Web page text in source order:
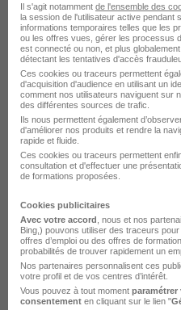
Nogent-sur-Seine - 10
Voir l’offre
Business Developer
CRAN
Nogent-sur-Seine - 10
Voir l’offre
Il s'agit notamment de l'ensemble des
la session de l'utilisateur active pendant
informations temporaires telles que les
ou les offres vues, gérer les processus
est connecté ou non, et plus
détectant les tentatives d'accès
Ces cookies ou traceurs permettent
d'acquisition d'audience en utilisant un
comment nos utilisateurs naviguent sur
des différentes sources de trafic.
Ils nous permettent également
d'améliorer nos produits et rendre la
rapide et fluide.
Ces cookies ou traceurs permettent
consultation et d'effectuer une
de formations proposées.
Cookies publicitaires
Avec votre accord , nous et nos
Bing,) pouvons utiliser des traceurs
offres d’emploi ou des offres de
probabilités de trouver rapidement un
Nos partenaires personnalisent ces
votre profil et de vos centres d’intérêt.
Vous pouvez à tout moment paramétrer
consentement en cliquant sur le lien "